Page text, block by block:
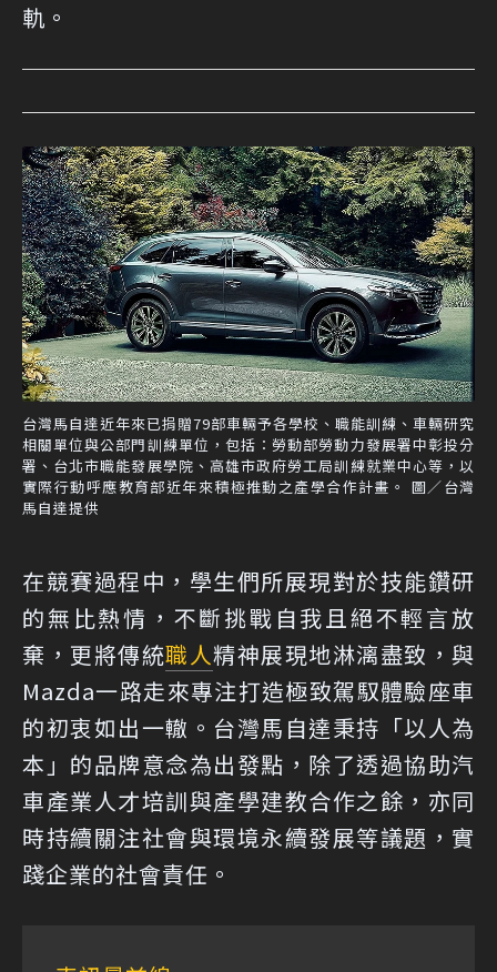
軌。
台灣馬自達近年來已捐贈79部車輛予各學校、職能訓練、車輛研究
相關單位與公部門訓練單位，包括：勞動部勞動力發展署中彰投分
署、台北市職能發展學院、高雄市政府勞工局訓練就業中心等，以
實際行動呼應教育部近年來積極推動之產學合作計畫。 圖／台灣
馬自達提供
在競賽過程中，學生們所展現對於技能鑽研
的無比熱情，不斷挑戰自我且絕不輕言放
棄，更將傳統職人精神展現地淋漓盡致，與
Mazda一路走來專注打造極致駕馭體驗座車
的初衷如出一轍。台灣馬自達秉持「以人為
本」的品牌意念為出發點，除了透過協助汽
車產業人才培訓與產學建教合作之餘，亦同
時持續關注社會與環境永續發展等議題，實
踐企業的社會責任。